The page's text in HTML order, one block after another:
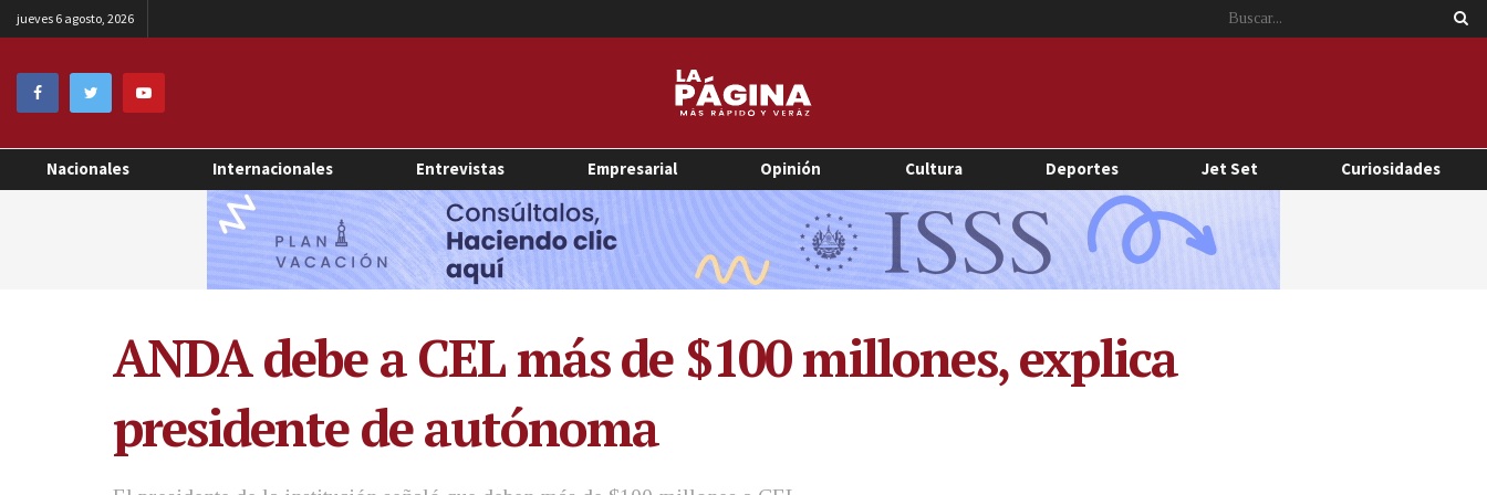
jueves 6 agosto, 2026
Nacionales Internacionales Entrevistas Empresarial Opinión Cultura Deportes Jet Set Curiosidades
ANDA debe a CEL más de $100 millones, explica
presidente de autónoma